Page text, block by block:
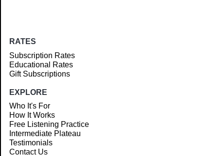
RATES
Subscription Rates
Educational Rates
Gift Subscriptions
EXPLORE
Who It's For
How It Works
Free Listening Practice
Intermediate Plateau
Testimonials
Contact Us